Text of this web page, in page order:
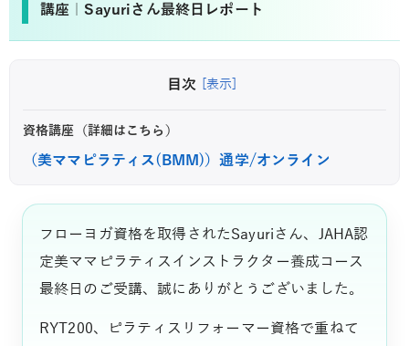
講座｜Sayuriさん最終日レポート
目次 [表示]
資格講座（詳細はこちら）
（美ママピラティス(BMM)）通学/オンライン
フローヨガ資格を取得されたSayuriさん、JAHA認
定美ママピラティスインストラクター養成コース
最終日のご受講、誠にありがとうございました。
RYT200、ピラティスリフォーマー資格で重ねて